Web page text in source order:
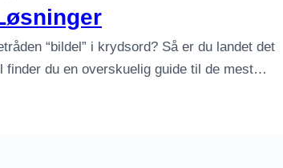
“bildel” i krydsord? Så er du landet det
finder du en overskuelig guide til de mest…